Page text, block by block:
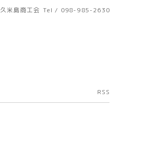
久米島商工会 Tel / 098-985-2630
RSS